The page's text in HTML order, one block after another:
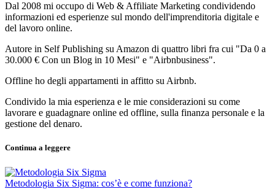
Dal 2008 mi occupo di Web & Affiliate Marketing condividendo
informazioni ed esperienze sul mondo dell'imprenditoria digitale e
del lavoro online.
Autore in Self Publishing su Amazon di quattro libri fra cui "Da 0 a
30.000 € Con un Blog in 10 Mesi" e "Airbnbusiness".
Offline ho degli appartamenti in affitto su Airbnb.
Condivido la mia esperienza e le mie considerazioni su come
lavorare e guadagnare online ed offline, sulla finanza personale e la
gestione del denaro.
Continua a leggere
Metodologia Six Sigma: cos’è e come funziona?